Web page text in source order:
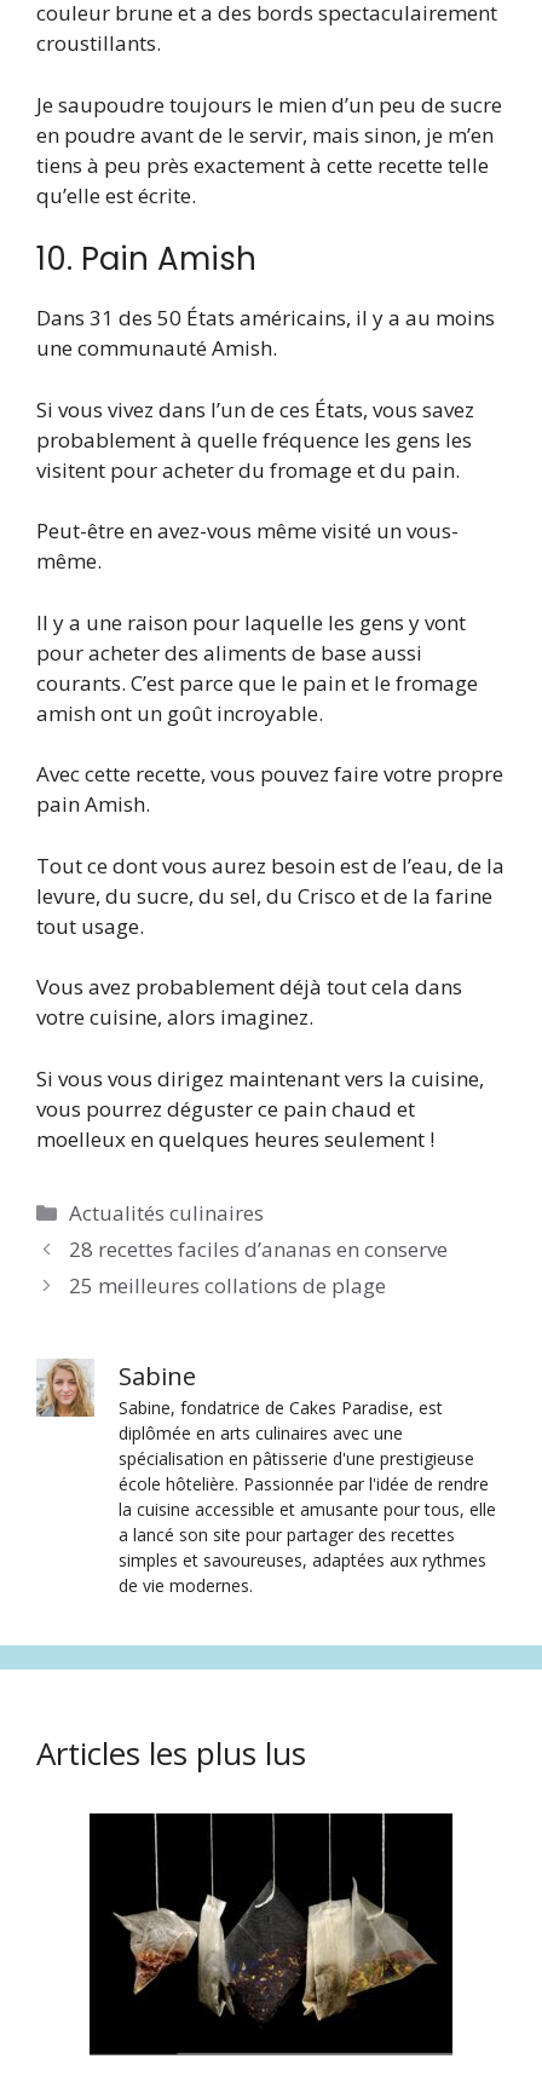
couleur brune et a des bords spectaculairement
croustillants.
Je saupoudre toujours le mien d’un peu de sucre
en poudre avant de le servir, mais sinon, je m’en
tiens à peu près exactement à cette recette telle
qu’elle est écrite.
10. Pain Amish
Dans 31 des 50 États américains, il y a au moins
une communauté Amish.
Si vous vivez dans l’un de ces États, vous savez
probablement à quelle fréquence les gens les
visitent pour acheter du fromage et du pain.
Peut-être en avez-vous même visité un vous-
même.
Il y a une raison pour laquelle les gens y vont
pour acheter des aliments de base aussi
courants. C’est parce que le pain et le fromage
amish ont un goût incroyable.
Avec cette recette, vous pouvez faire votre propre
pain Amish.
Tout ce dont vous aurez besoin est de l’eau, de la
levure, du sucre, du sel, du Crisco et de la farine
tout usage.
Vous avez probablement déjà tout cela dans
votre cuisine, alors imaginez.
Si vous vous dirigez maintenant vers la cuisine,
vous pourrez déguster ce pain chaud et
moelleux en quelques heures seulement !
Catégories
Actualités culinaires
28 recettes faciles d’ananas en conserve
25 meilleures collations de plage
Sabine
Sabine, fondatrice de Cakes Paradise, est
diplômée en arts culinaires avec une
spécialisation en pâtisserie d'une prestigieuse
école hôtelière. Passionnée par l'idée de rendre
la cuisine accessible et amusante pour tous, elle
a lancé son site pour partager des recettes
simples et savoureuses, adaptées aux rythmes
de vie modernes.
Articles les plus lus